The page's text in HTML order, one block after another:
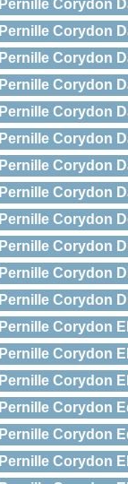
Pernille Corydon
Pernille Corydon
Pernille Corydon
Pernille Corydon
Pernille Corydon
Pernille Corydon
Pernille Corydon
Pernille Corydon
Pernille Corydon
Pernille Corydon
Pernille Corydon
Pernille Corydon
Pernille Corydon
Pernille Corydon
Pernille Corydon
Pernille Corydon
Pernille Corydon
Pernille Corydon